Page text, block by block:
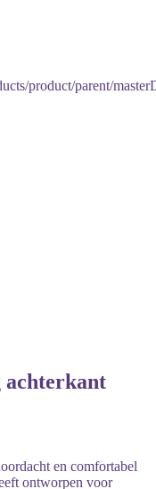
product/parent/
achterkant
en comfortabel
ontworpen voor